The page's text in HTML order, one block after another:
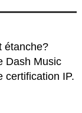
étanche?
Dash Music
certification IP.